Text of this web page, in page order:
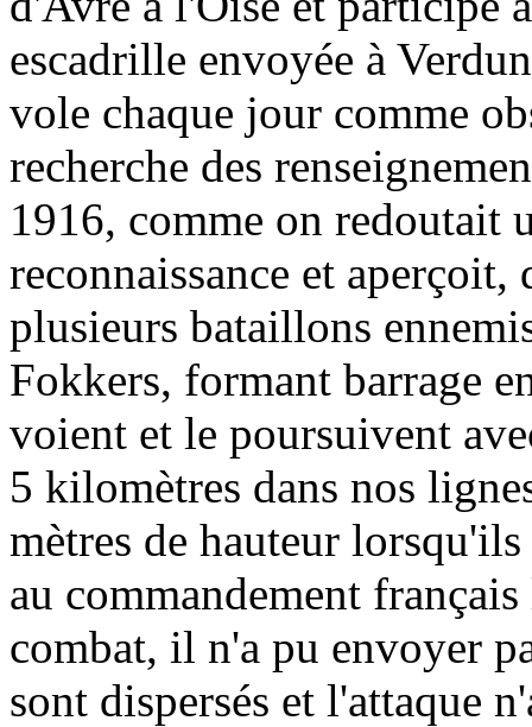
escadrille envoyée à
vole chaque jour comme
recherche des
1916, comme on redoutait
reconnaissance et
plusieurs bataillons
Fokkers, formant barrage
voient et le poursuivent
5 kilomètres dans nos
mètres de hauteur
au commandement
combat, il n'a pu envoyer
sont dispersés et l'attaque